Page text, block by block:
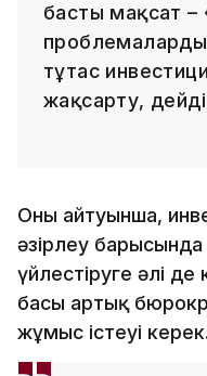
басты мақсат –
тұтас
жақсарту,
Оның айтуынша,
әзірлеу
үйлестіруге әлі
басы артық
жұмыс істеуі